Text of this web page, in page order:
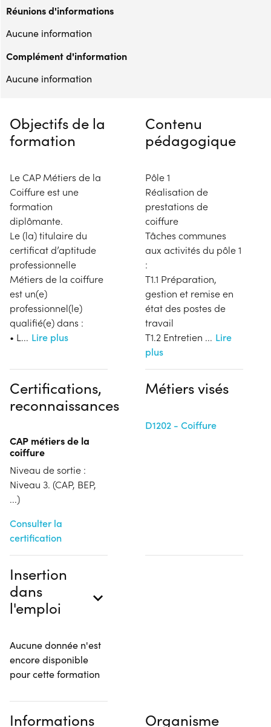
Réunions d'informations
Aucune information
Complément d'information
Aucune information
Objectifs de la
formation
Le CAP Métiers de la
Coiffure est une
formation
diplômante.
Le (la) titulaire du
certificat d’aptitude
professionnelle
Métiers de la coiffure
est un(e)
professionnel(le)
qualifié(e) dans :
• L ... Lire plus
Contenu
pédagogique
Pôle 1
Réalisation de
prestations de
coiffure
Tâches communes
aux activités du pôle 1
:
T1.1 Préparation,
gestion et remise en
état des postes de
travail
T1.2 Entretien ... Lire
plus
Certifications,
reconnaissances
CAP métiers de la
coiffure
Niveau de sortie :
Niveau 3. (CAP, BEP,
...)
Consulter la
certification
Métiers visés
D1202 - Coiffure
Insertion
dans
l'emploi
Aucune donnée n'est
encore disponible
pour cette formation
Informations
Organisme